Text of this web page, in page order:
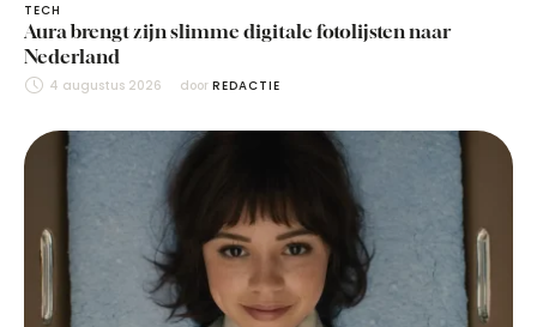
TECH
Aura brengt zijn slimme digitale fotolijsten naar
Nederland
4 augustus 2026 door REDACTIE